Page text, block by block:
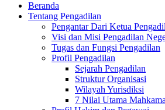
Beranda
Tentang Pengadilan
Pengantar Dari Ketua
Visi dan Misi Pengadilan
Tugas dan Fungsi Pengadilan
Profil Pengadilan
Sejarah Pengadilan
Struktur Organisasi
Wilayah Yurisdiksi
7 Nilai Utama